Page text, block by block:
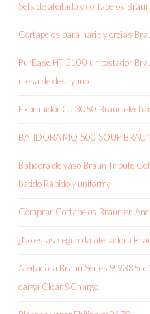
Sets de afeitado y cortapelos Braun
Cortapelos para nariz y orejas
PurEase HT 3100 un tostador
mesa de desayuno
Exprimidor CJ 3050 Braun
BATIDORA MQ 500 SOUP
Batidora de vaso Braun Tribute
batido Rápido y uniforme
Comprar Cortapelos Braun en
¿No estás seguro la afeitadora
Afeitadora Braun Series 9
carga Clean&Charge